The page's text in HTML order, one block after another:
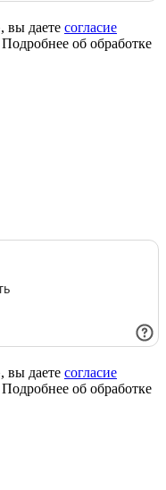
вы даете согласие
об обработке
вы даете согласие
об обработке